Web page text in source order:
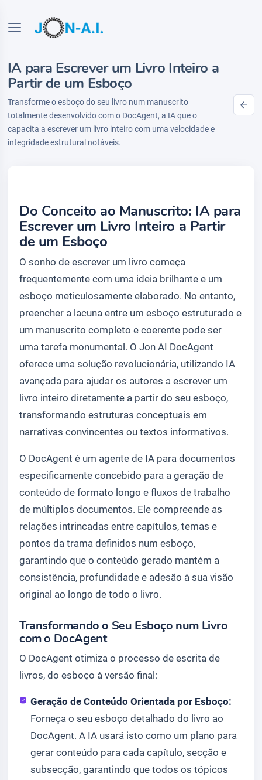
IA para Escrever um Livro Inteiro a
Partir de um Esboço
Transforme o esboço do seu livro num manuscrito
totalmente desenvolvido com o DocAgent, a IA que o
capacita a escrever um livro inteiro com uma velocidade e
integridade estrutural notáveis.
Do Conceito ao Manuscrito: IA para
Escrever um Livro Inteiro a Partir
de um Esboço
O sonho de escrever um livro começa
frequentemente com uma ideia brilhante e um
esboço meticulosamente elaborado. No entanto,
preencher a lacuna entre um esboço estruturado e
um manuscrito completo e coerente pode ser
uma tarefa monumental. O Jon AI DocAgent
oferece uma solução revolucionária, utilizando IA
avançada para ajudar os autores a escrever um
livro inteiro diretamente a partir do seu esboço,
transformando estruturas conceptuais em
narrativas convincentes ou textos informativos.
O DocAgent é um agente de IA para documentos
especificamente concebido para a geração de
conteúdo de formato longo e fluxos de trabalho
de múltiplos documentos. Ele compreende as
relações intrincadas entre capítulos, temas e
pontos da trama definidos num esboço,
garantindo que o conteúdo gerado mantém a
consistência, profundidade e adesão à sua visão
original ao longo de todo o livro.
Transformando o Seu Esboço num Livro
com o DocAgent
O DocAgent otimiza o processo de escrita de
livros, do esboço à versão final:
Geração de Conteúdo Orientada por Esboço:
Forneça o seu esboço detalhado do livro ao
DocAgent. A IA usará isto como um plano para
gerar conteúdo para cada capítulo, secção e
subsecção, garantindo que todos os tópicos